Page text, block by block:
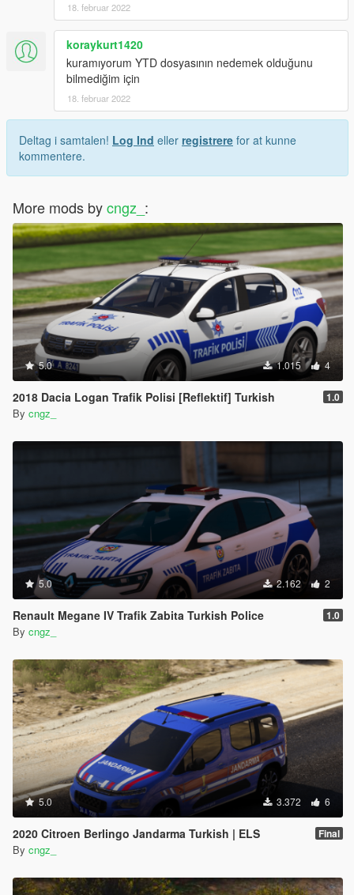
18. februar 2022
koraykurt1420
kuramıyorum YTD dosyasının nedemek olduğunu
bilmediğim için
18. februar 2022
Deltag i samtalen! Log Ind eller registrere for at kunne
kommentere.
More mods bycngz_ :
5.0 1.015 4
2018 Dacia Logan Trafik Polisi [Reflektif] Turkish 1.0
By cngz_
5.0 2.162 2
Renault Megane IV Trafik Zabita Turkish Police 1.0
By cngz_
5.0 3.372 6
2020 Citroen Berlingo Jandarma Turkish | ELS Final
By cngz_